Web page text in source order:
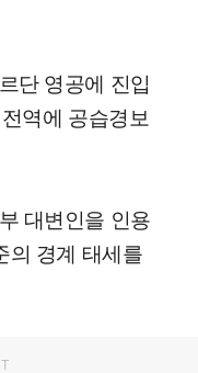
단 영공에 진입
역에 공습경보
대변인을 인용
의 경계 태세를